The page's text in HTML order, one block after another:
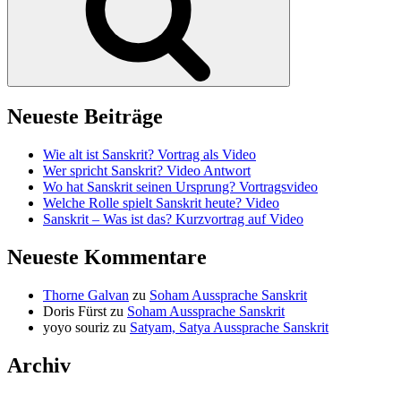
Neueste Beiträge
Wie alt ist Sanskrit? Vortrag als Video
Wer spricht Sanskrit? Video Antwort
Wo hat Sanskrit seinen Ursprung? Vortragsvideo
Welche Rolle spielt Sanskrit heute? Video
Sanskrit – Was ist das? Kurzvortrag auf Video
Neueste Kommentare
Thorne Galvan zu Soham Aussprache Sanskrit
Doris Fürst zu Soham Aussprache Sanskrit
yoyo souriz zu Satyam, Satya Aussprache Sanskrit
Archiv